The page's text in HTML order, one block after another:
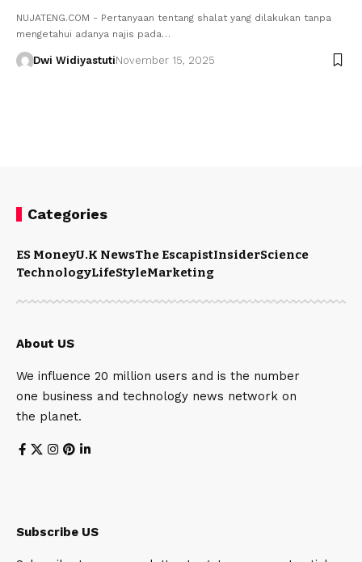
NUJATENG.COM - Pertanyaan tentang shalat yang dilakukan tanpa
mengetahui adanya najis pada…
Dwi WidiyastutiNovember 15, 2025
Categories
ES MoneyU.K NewsThe EscapistInsiderScience
TechnologyLifeStyleMarketing
About US
We influence 20 million users and is the number
one business and technology news network on
the planet.
Subscribe US